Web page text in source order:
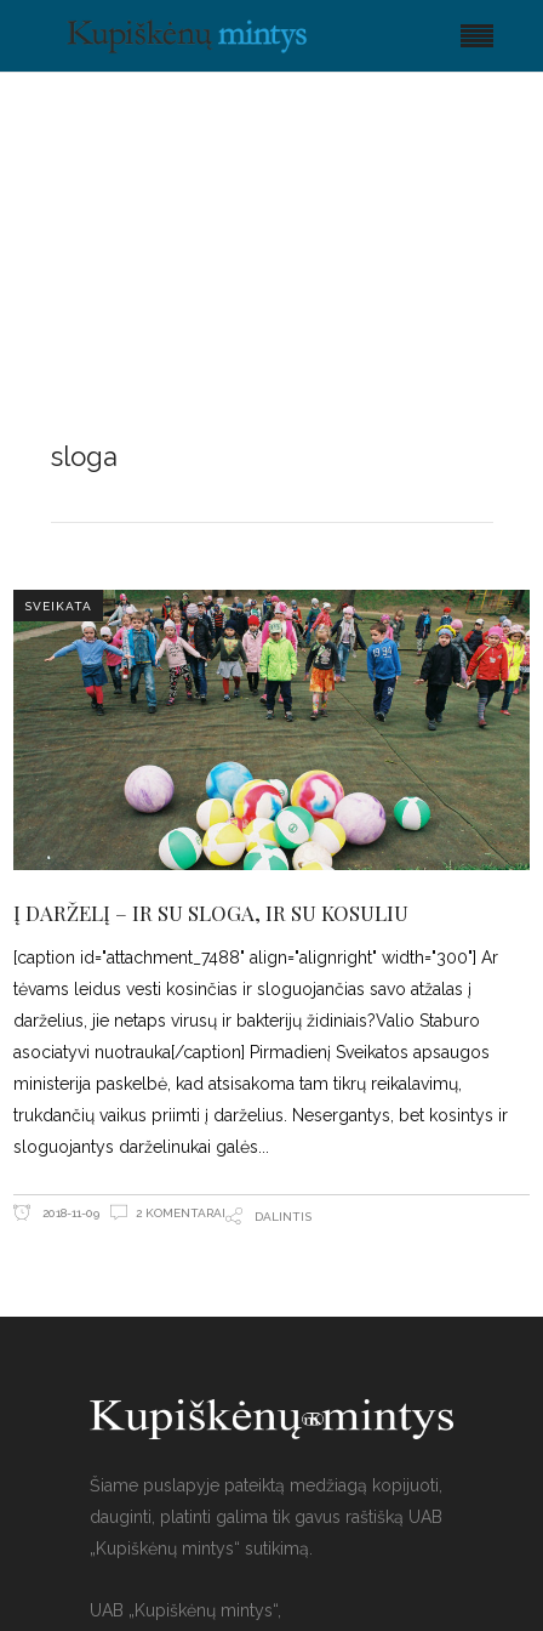
sloga
SVEIKATA
Į DARŽELĮ – IR SU SLOGA, IR SU KOSULIU
[caption id="attachment_7488" align="alignright" width="300"] Ar
tėvams leidus vesti kosinčias ir sloguojančias savo atžalas į
darželius, jie netaps virusų ir bakterijų židiniais?Valio Staburo
asociatyvi nuotrauka[/caption] Pirmadienį Sveikatos apsaugos
ministerija paskelbė, kad atsisakoma tam tikrų reikalavimų,
trukdančių vaikus priimti į darželius. Nesergantys, bet kosintys ir
sloguojantys darželinukai galės
2018-11-09 2 KOMENTARAI DALINTIS
Šiame puslapyje pateiktą medžiagą kopijuoti,
dauginti, platinti galima tik gavus raštišką UAB
„Kupiškėnų mintys“ sutikimą.
UAB „Kupiškėnų mintys“,